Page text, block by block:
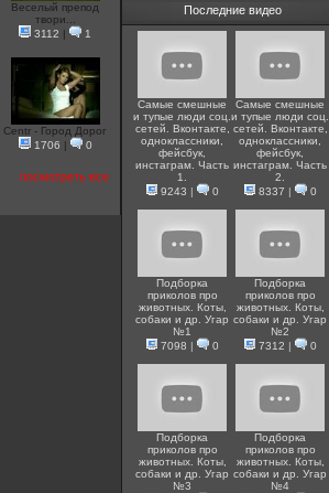
Веселый препод
твори...
3112 | 1
Centr - Город Дорог
1706 | 0
посмотреть все
Последние видео
Самые смешные
и тупые люди соц.
сетей. Вконтакте,
одноклассники,
фейсбук,
инстаграм. Часть
1.
9243 | 0
Самые смешные
и тупые люди соц.
сетей. Вконтакте,
одноклассники,
фейсбук,
инстаграм. Часть
2.
8337 | 0
Подборка
приколов про
животных. Коты,
собаки и др. Угар
№1
7098 | 0
Подборка
приколов про
животных. Коты,
собаки и др. Угар
№2
7312 | 0
Подборка
приколов про
животных. Коты,
собаки и др. Угар
№3
Подборка
приколов про
животных. Коты,
собаки и др. Угар
№4